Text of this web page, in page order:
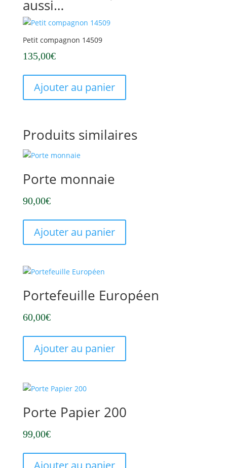
aussi…
Petit compagnon 14509
135,00€
Ajouter au panier
Produits similaires
Porte monnaie
90,00€
Ajouter au panier
Portefeuille Européen
60,00€
Ajouter au panier
Porte Papier 200
99,00€
Ajouter au panier